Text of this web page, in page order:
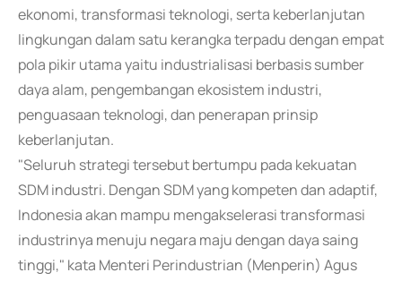
ekonomi, transformasi teknologi, serta keberlanjutan
lingkungan dalam satu kerangka terpadu dengan empat
pola pikir utama yaitu industrialisasi berbasis sumber
daya alam, pengembangan ekosistem industri,
penguasaan teknologi, dan penerapan prinsip
keberlanjutan.
"Seluruh strategi tersebut bertumpu pada kekuatan
SDM industri. Dengan SDM yang kompeten dan adaptif,
Indonesia akan mampu mengakselerasi transformasi
industrinya menuju negara maju dengan daya saing
tinggi," kata Menteri Perindustrian (Menperin) Agus